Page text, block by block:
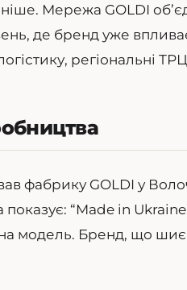
Мережа GOLDI
де бренд уже
регіональні
фабрику GOLDI у
“Made in
модель. Бренд, що шиє